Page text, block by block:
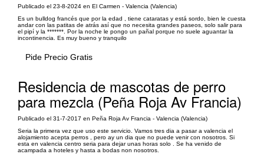
Publicado el 23-8-2024 en El Carmen - Valencia (Valencia)
Es un bulldog francés que por la edad , tiene cataratas y está sordo, bien le cuesta
andar con las patitas de atrás así que no necesita grandes paseos, solo salir para
el pipí y la *******. Por la noche le pongo un pañal porque no suele aguantar la
incontinencia. Es muy bueno y tranquilo
Pide Precio Gratis
Residencia de mascotas de perro
para mezcla (Peña Roja Av Francia)
Publicado el 31-7-2017 en Peña Roja Av Francia - Valencia (Valencia)
Seria la primera vez que uso este servicio. Vamos tres dia a pasar a valencia el
alojamiento acepta perros , pero ay un dia que no puede venir con nosotros. Si
esta en valencia centro seria para dejar unas horas solo . Se ha venido de
acampada a hoteles y hasta a bodas non nosotros.